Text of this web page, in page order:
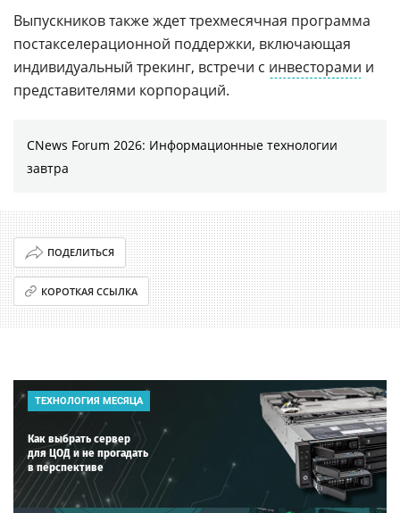
Выпускников также ждет трехмесячная программа
постакселерационной поддержки, включающая
индивидуальный трекинг, встречи с инвесторами и
представителями корпораций.
CNews Forum 2026: Информационные технологии
завтра
ПОДЕЛИТЬСЯ
КОРОТКАЯ ССЫЛКА
ТЕХНОЛОГИЯ МЕСЯЦА
Как выбрать сервер
для ЦОД и не прогадать
в перспективе